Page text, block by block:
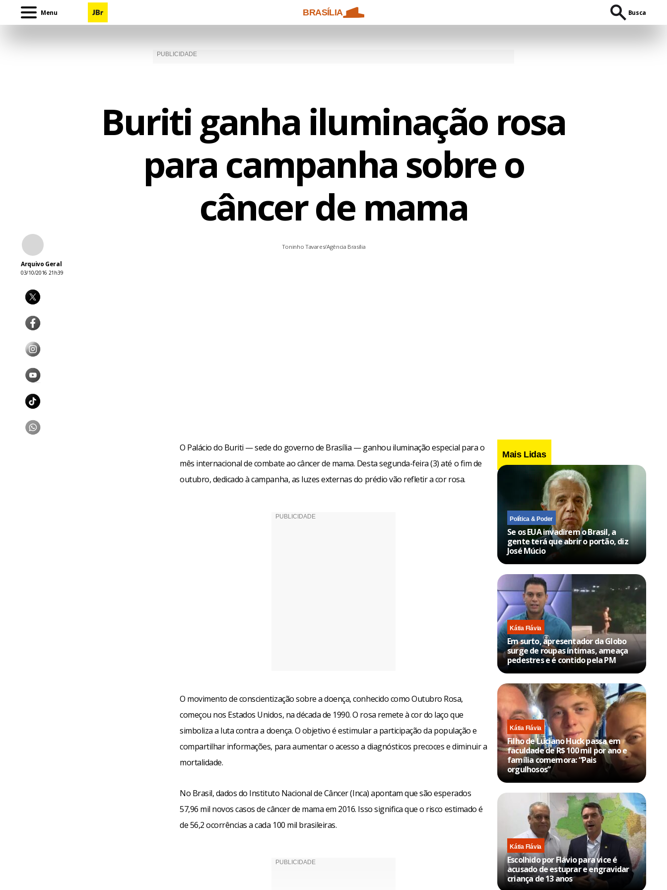
Menu BRASÍLIA Busca
Buriti ganha iluminação rosa
para campanha sobre o
câncer de mama
Arquivo Geral
03/10/2016 21h39
Toninho Tavares/Agência Brasília
O Palácio do Buriti — sede do governo de Brasília — ganhou iluminação especial para o
mês internacional de combate ao câncer de mama. Desta segunda-feira (3) até o fim de
outubro, dedicado à campanha, as luzes externas do prédio vão refletir a cor rosa.
O movimento de conscientização sobre a doença, conhecido como Outubro Rosa,
começou nos Estados Unidos, na década de 1990. O rosa remete à cor do laço que
simboliza a luta contra a doença. O objetivo é estimular a participação da população e
compartilhar informações, para aumentar o acesso a diagnósticos precoces e diminuir a
mortalidade.
No Brasil, dados do Instituto Nacional de Câncer (Inca) apontam que são esperados
57,96 mil novos casos de câncer de mama em 2016. Isso significa que o risco estimado é
de 56,2 ocorrências a cada 100 mil brasileiras.
Mais Lidas
Política & Poder
Se os EUA invadirem o Brasil, a
gente terá que abrir o portão, diz
José Múcio
Kátia Flávia
Em surto, apresentador da Globo
surge de roupas íntimas, ameaça
pedestres e é contido pela PM
Kátia Flávia
Filho de Luciano Huck passa em
faculdade de R$ 100 mil por ano e
família comemora: “Pais
orgulhosos”
Kátia Flávia
Escolhido por Flávio para vice é
acusado de estuprar e engravidar
criança de 13 anos